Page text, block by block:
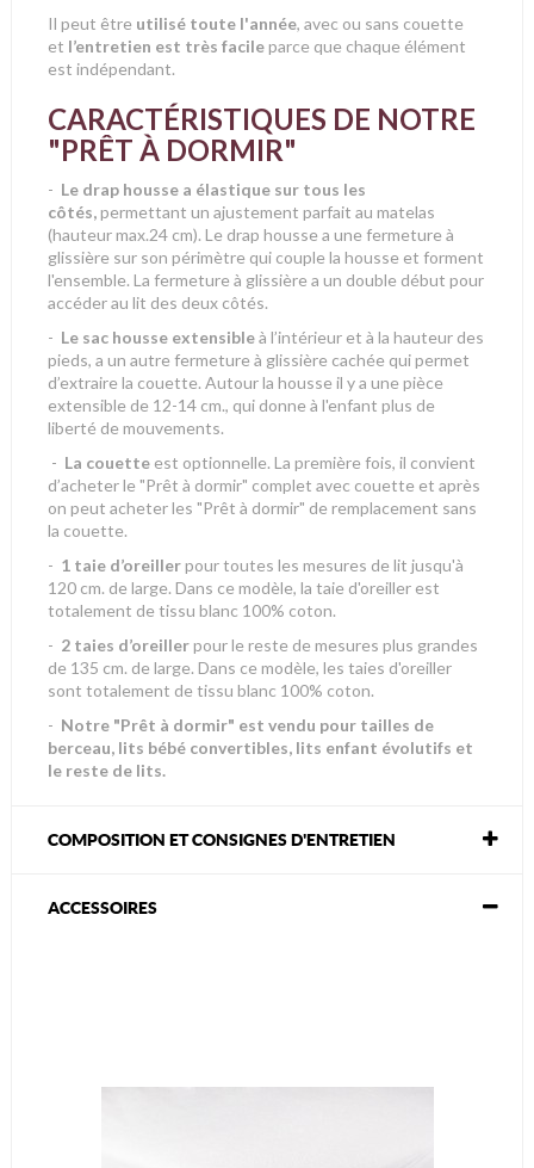
Il peut être utilisé toute l'année, avec ou sans couette
et l’entretien est très facileparce que chaque élément
est indépendant.
CARACTÉRISTIQUES DE NOTRE
"PRÊT À DORMIR"
- Le drap housse a élastique sur tous les
côtés,permettant un ajustement parfait au matelas
(hauteur max.24 cm). Le drap housse a une fermeture à
glissière sur son périmètre qui couple la housse et forment
l'ensemble. La fermeture à glissière a un double début pour
accéder au lit des deux côtés.
- Le sac housse extensibleà l’intérieur et à la hauteur des
pieds, a un autre fermeture à glissière cachée qui permet
d’extraire la couette. Autour la housse il y a une pièce
extensible de 12-14 cm., qui donne à l'enfant plus de
liberté de mouvements.
- La couette est optionnelle. La première fois, il convient
d’acheter le "Prêt à dormir" complet avec couette et après
on peut acheter les "Prêt à dormir" de remplacement sans
la couette.
- 1 taie d’oreillerpour toutes les mesures de lit jusqu'à
120 cm. de large. Dans ce modèle, la taie d'oreiller est
totalement de tissu blanc 100% coton.
- 2 taies d’oreillerpour le reste de mesures plus grandes
de 135 cm. de large. Dans ce modèle, les taies d'oreiller
sont totalement de tissu blanc 100% coton.
- Notre "Prêt à dormir" est vendu pour tailles de
berceau, lits bébé convertibles, lits enfant évolutifs et
le reste de lits.
COMPOSITION ET CONSIGNES D'ENTRETIEN
ACCESSOIRES